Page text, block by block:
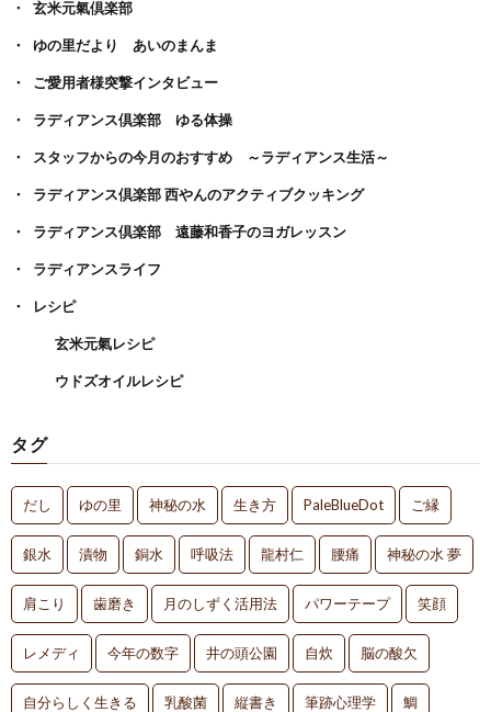
玄米元氣倶楽部
ゆの里だより あいのまんま
ご愛用者様突撃インタビュー
ラディアンス倶楽部 ゆる体操
スタッフからの今月のおすすめ ～ラディアンス生活～
ラディアンス倶楽部 西やんのアクティブクッキング
ラディアンス倶楽部 遠藤和香子のヨガレッスン
ラディアンスライフ
レシピ
玄米元氣レシピ
ウドズオイルレシピ
タグ
だし ゆの里 神秘の水 生き方 PaleBlueDot ご縁
銀水 漬物 銅水 呼吸法 龍村仁 腰痛 神秘の水 夢
肩こり 歯磨き 月のしずく活用法 パワーテープ 笑顔
レメディ 今年の数字 井の頭公園 自炊 脳の酸欠
自分らしく生きる 乳酸菌 縦書き 筆跡心理学 鯛